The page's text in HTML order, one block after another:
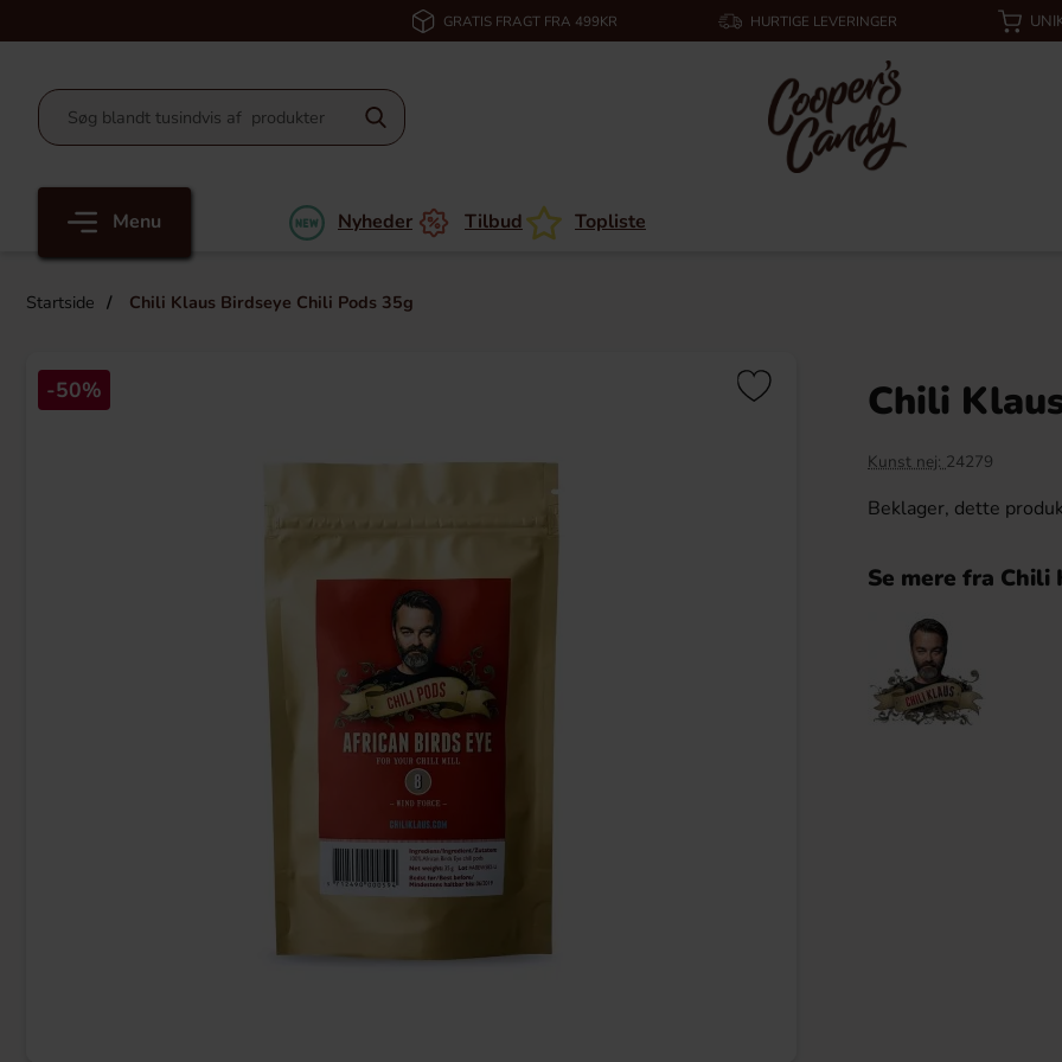
GRATIS FRAGT FRA 499KR HURTIGE LEVERINGER
Menu Nyheder Tilbud Topliste
Startside Chili Klaus Birdseye Chili Pods 35g
-50% Chili
Kunst nej: 24279
Beklager, dette
Se mere fra Chili